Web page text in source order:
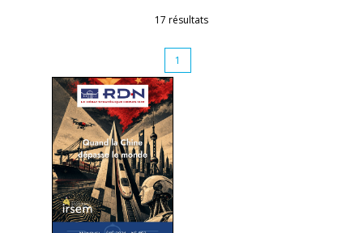
17 résultats
1